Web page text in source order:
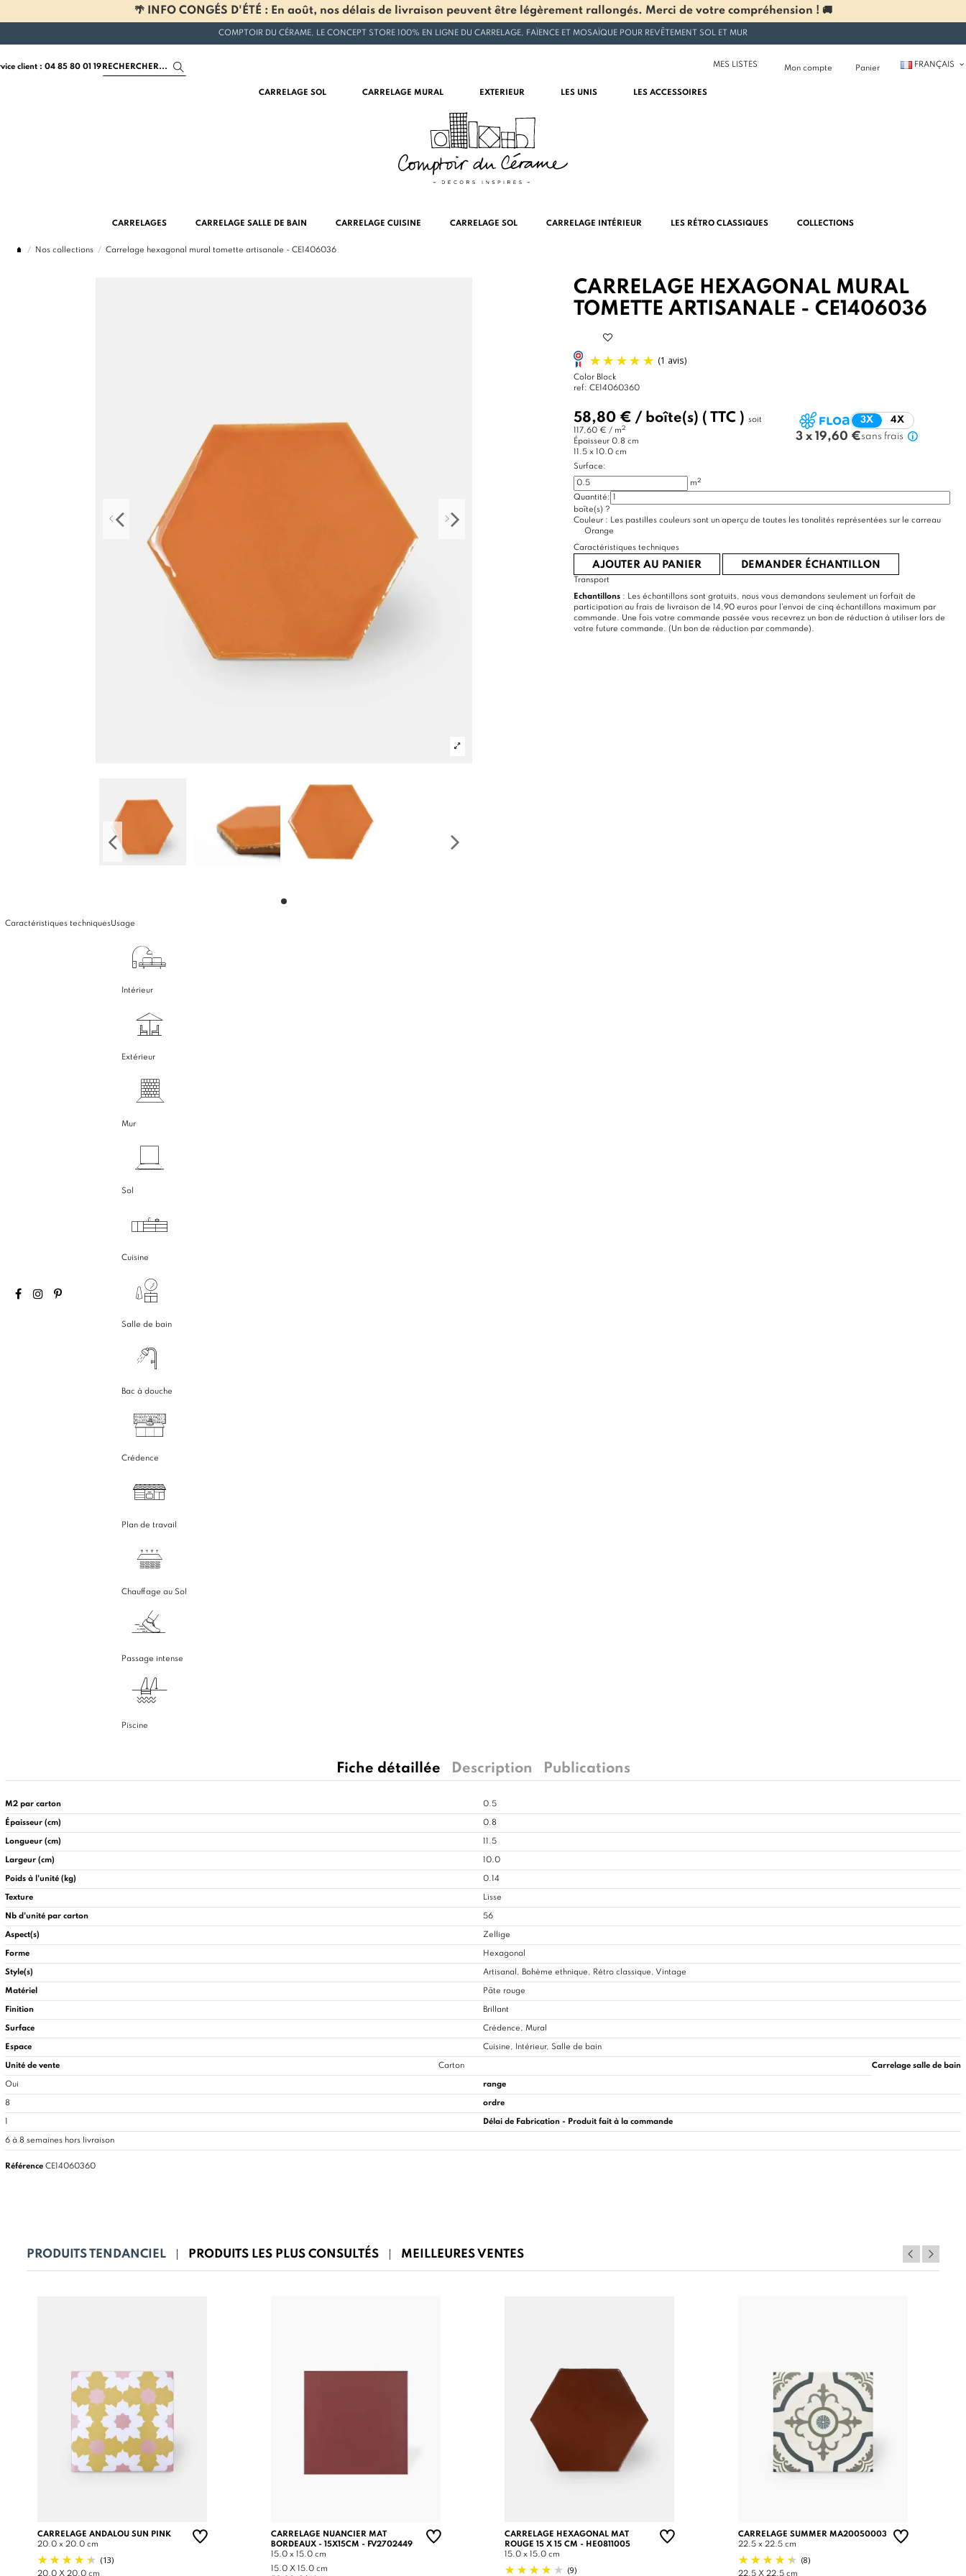
🌴 INFO CONGÉS D'ÉTÉ : En août, nos délais de livraison peuvent être légèrement rallongés. Merci de votre compréhension ! 🚚
COMPTOIR DU CÉRAME, LE CONCEPT STORE 100% EN LIGNE DU CARRELAGE, FAÏENCE ET MOSAÏQUE POUR REVÊTEMENT SOL ET MUR
client : 04 85 80 01 19 MES LISTES Mon compte Panier FRANÇAIS
CARRELAGE SOL CARRELAGE MURAL EXTERIEUR LES UNIS LES ACCESSOIRES
CARRELAGES CARRELAGE SALLE DE BAIN CARRELAGE CUISINE CARRELAGE SOL CARRELAGE INTÉRIEUR LES RÉTRO CLASSIQUES COLLECTIONS
Nos collections Carrelage hexagonal mural tomette artisanale - CE1406036
CARRELAGE HEXAGONAL MURAL
TOMETTE ARTISANALE - CE1406036
(1 avis)
Color Block
ref: CE14060360
58,80 € / boîte(s) ( TTC ) soit
117,60 € / m2
Épaisseur 0.8 cm
11.5 x 10.0 cm
3X 4X
3 x 19,60 €sans frais
Surface:
m2
Quantité:
boîte(s) ?
Couleur : Les pastilles couleurs sont un aperçu de toutes les tonalités représentées sur le carreau
Orange
Caractéristiques techniques
AJOUTER AU PANIER DEMANDER ÉCHANTILLON
Transport
Echantillons: Les échantillons sont gratuits, nous vous demandons seulement un forfait de
participation au frais de livraison de 14,90 euros pour l'envoi de cinq échantillons maximum par
commande. Une fois votre commande passée vous recevrez un bon de réduction à utiliser lors de
votre future commande. (Un bon de réduction par commande).
Caractéristiques techniquesUsage
Intérieur
Extérieur
Mur
Sol
Cuisine
Salle de bain
Bac à douche
Crédence
Plan de travail
Chauffage au Sol
Passage intense
Piscine
Fiche détaillée Description Publications
M2 par carton 0.5
Épaisseur (cm) 0.8
Longueur (cm) 11.5
Largeur (cm) 10.0
Poids à l'unité (kg) 0.14
Texture Lisse
Nb d'unité par carton 56
Aspect(s) Zellige
Forme Hexagonal
Style(s) Artisanal, Bohème ethnique, Rétro classique, Vintage
Matériel Pâte rouge
Finition Brillant
Surface Crédence, Mural
Espace Cuisine, Intérieur, Salle de bain
Unité de vente Carton Carrelage salle de bain
Oui range
8 ordre
1 Délai de Fabrication - Produit fait à la commande
6 à 8 semaines hors livraison
Référence CE14060360
PRODUITS TENDANCIEL PRODUITS LES PLUS CONSULTÉS MEILLEURES VENTES
CARRELAGE ANDALOU SUN PINK
20.0 x 20.0 cm
(13)
20.0 X 20.0 cm
CARRELAGE NUANCIER MAT
BORDEAUX - 15X15CM - FV2702449
15.0 x 15.0 cm
15.0 X 15.0 cm
CARRELAGE HEXAGONAL MAT
ROUGE 15 X 15 CM - HE0811005
15.0 x 15.0 cm
(9)
CARRELAGE SUMMER MA20050003
22.5 x 22.5 cm
(8)
22.5 X 22.5 cm